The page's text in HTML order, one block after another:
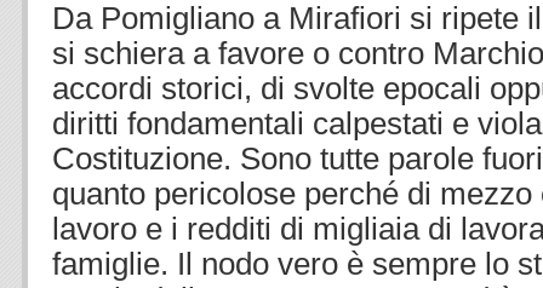
Da Pomigliano a Mirafiori si ripete
si schiera a favore o contro
accordi storici, di svolte epocali
diritti fondamentali calpestati e
Costituzione. Sono tutte parole
quanto pericolose perché di
lavoro e i redditi di migliaia di
famiglie. Il nodo vero è sempre lo